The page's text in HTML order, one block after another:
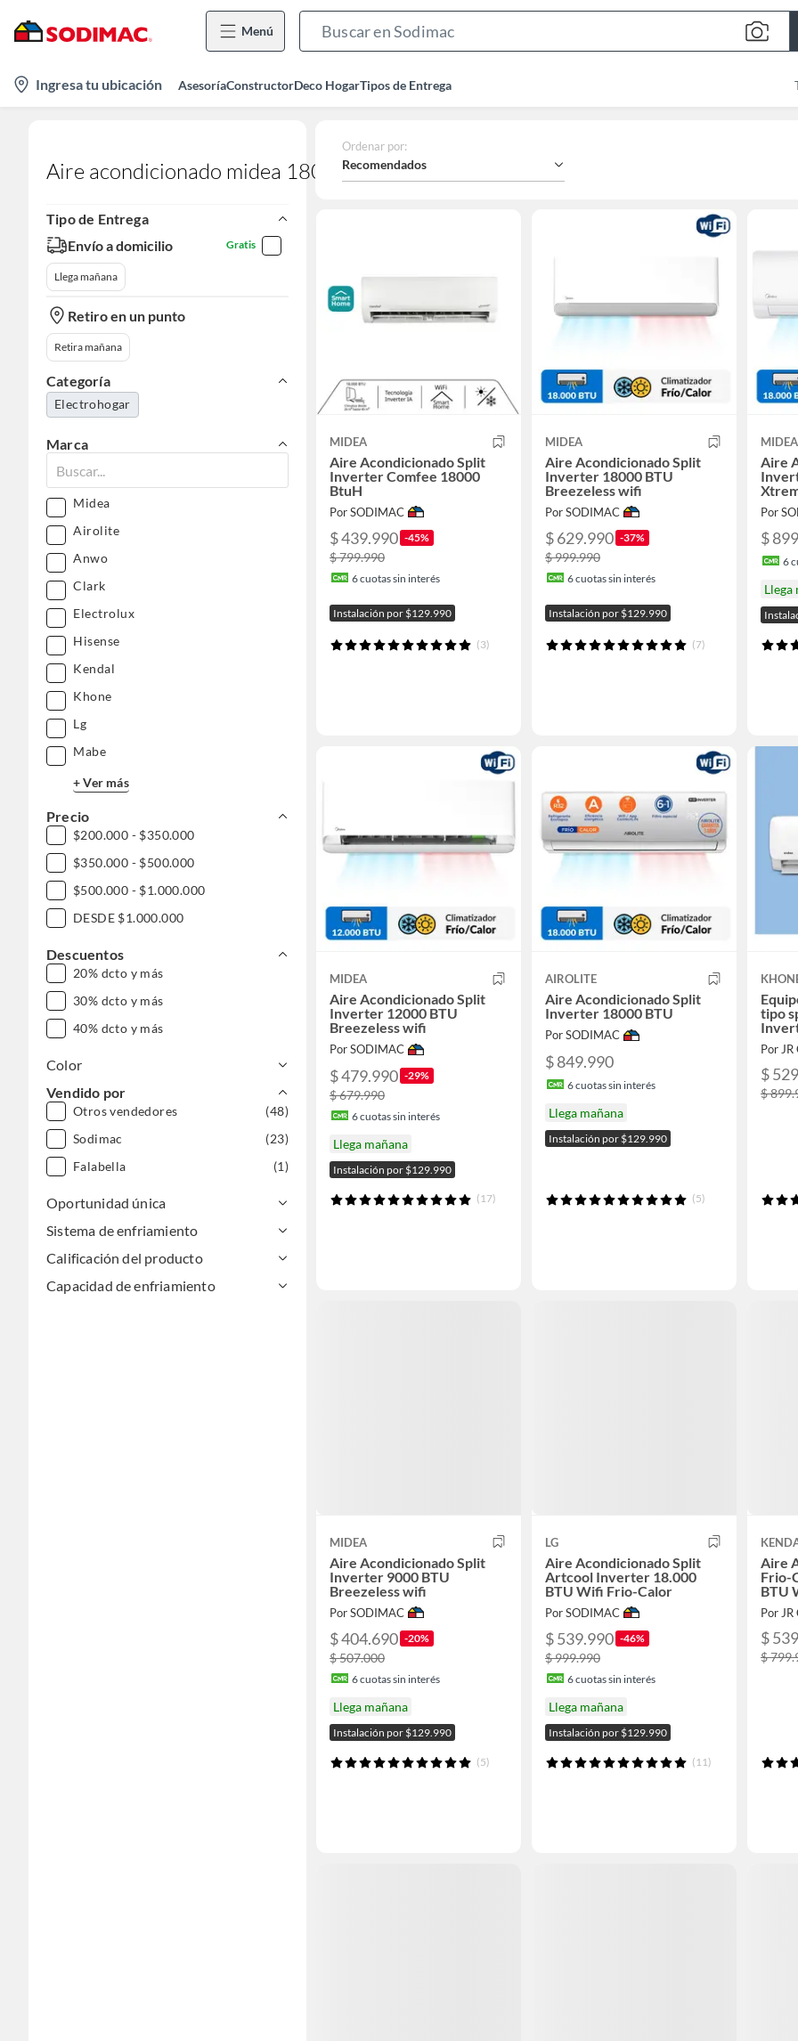
Menú
Bar
location-
icon
Ingresa tu ubicación AsesoríaConstructorDeco HogarTipos de Entrega
Aire acondicionado midea 18000 btu
Tipo de Entrega
Envío a domicilio
Gratis
Llega mañana
Retiro en un punto
Retira mañana
Categoría
Electrohogar
Marca
Midea
Airolite
Anwo
Clark
Electrolux
Hisense
Kendal
Khone
Lg
Mabe
+ Ver más
Precio
$200.000 - $350.000
$350.000 - $500.000
$500.000 - $1.000.000
DESDE $1.000.000
Descuentos
20% dcto y más
30% dcto y más
40% dcto y más
Color
Vendido por
Otros vendedores
(48)
Sodimac
(23)
Falabella
(1)
Oportunidad única
Sistema de enfriamiento
Calificación del producto
Capacidad de enfriamiento
Ordenar por:
Recomendados
MIDEA
Aire Acondicionado Split
Inverter Comfee 18000
BtuH
Por SODIMAC
$ 439.990 -45%
$ 799.990
6cuotas sin interés
Instalación por $129.990
(3)
MIDEA
Aire Acondicionado Split
Inverter 18000 BTU
Breezeless wifi
Por SODIMAC
$ 629.990 -37%
$ 999.990
6cuotas sin interés
Instalación por $129.990
(7)
MIDEA
Aire
Por
$
6
Llega
MIDEA
Aire Acondicionado Split
Inverter 12000 BTU
Breezeless wifi
Por SODIMAC
$ 479.990 -29%
$ 679.990
6cuotas sin interés
Llega mañana
Instalación por $129.990
(17)
AIROLITE
Aire Acondicionado Split
Inverter 18000 BTU
Por SODIMAC
$ 849.990
6cuotas sin interés
Llega mañana
Instalación por $129.990
(5)
tipo
Por
$
$
MIDEA
Aire Acondicionado Split
Inverter 9000 BTU
Breezeless wifi
Por SODIMAC
$ 404.690 -20%
$ 507.000
6cuotas sin interés
Llega mañana
Instalación por $129.990
(5)
LG
Aire Acondicionado Split
Artcool Inverter 18.000
BTU Wifi Frio-Calor
Por SODIMAC
$ 539.990 -46%
$ 999.990
6cuotas sin interés
Llega mañana
Instalación por $129.990
(11)
Aire
Frio-
BTU
Por
$
$